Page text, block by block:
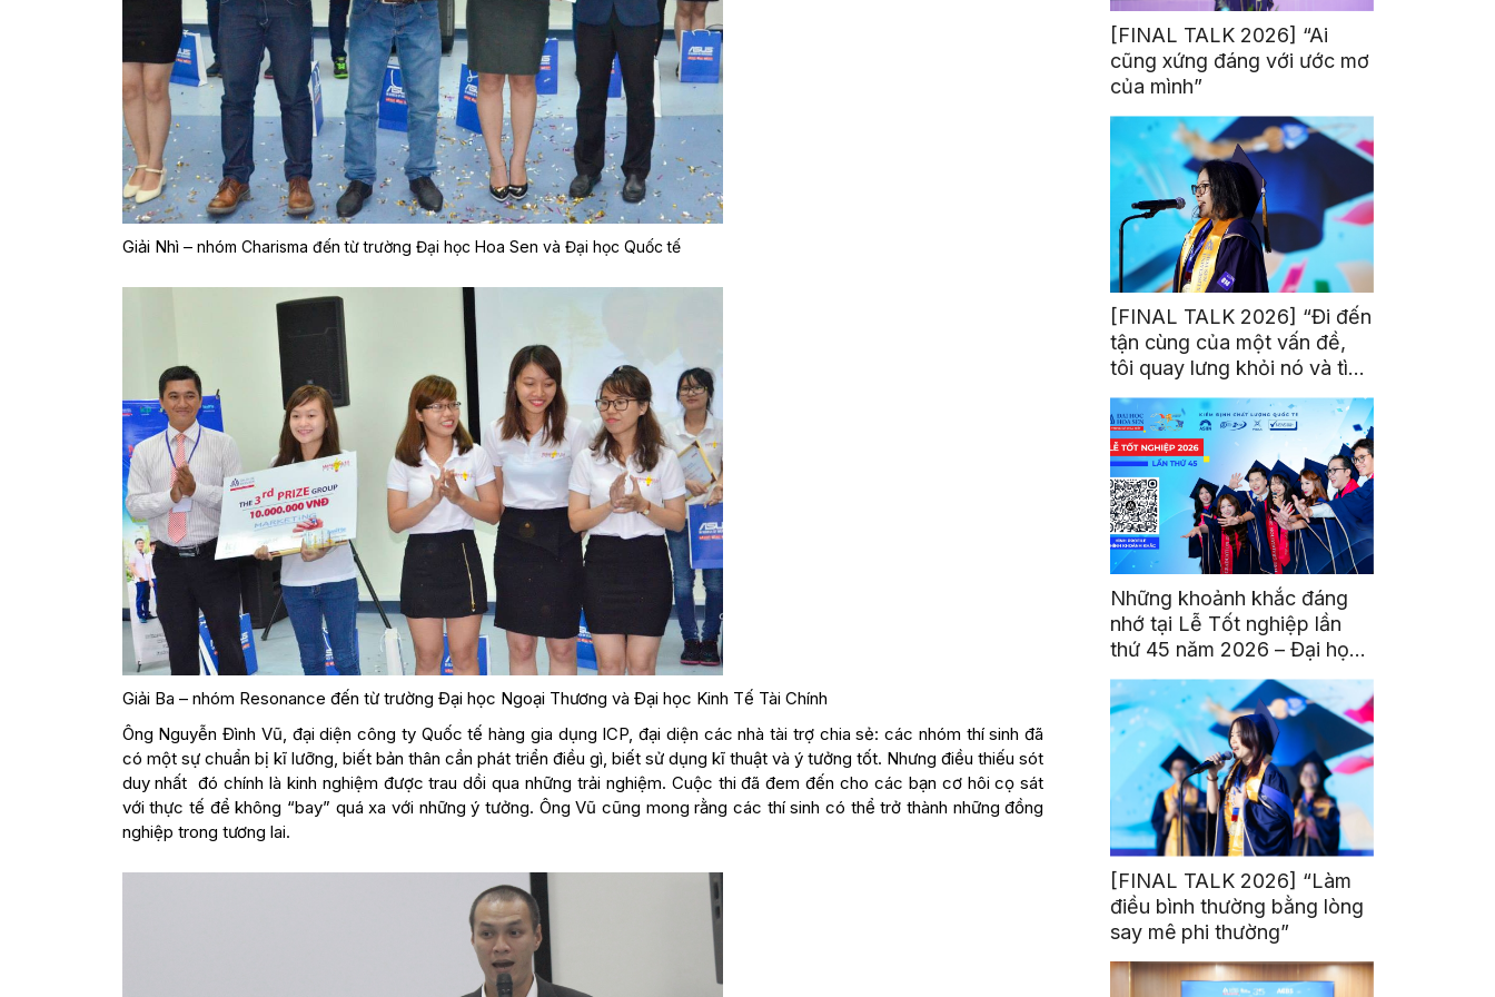
Giải Nhì – nhóm Charisma đến từ trường Đại học Hoa Sen và Đại học Quốc tế
Giải Ba – nhóm Resonance đến từ trường Đại học Ngoại Thương và Đại học Kinh Tế Tài Chính
Ông Nguyễn Đình Vũ, đại diện công ty Quốc tế hàng gia dụng ICP, đại diện các nhà tài trợ chia sẻ: các nhóm thí sinh đã
có một sự chuẩn bị kĩ lưỡng, biết bản thân cần phát triển điều gì, biết sử dụng kĩ thuật và ý tưởng tốt. Nhưng điều thiếu sót
duy nhất đó chính là kinh nghiệm được trau dồi qua những trải nghiệm. Cuộc thi đã đem đến cho các bạn cơ hôi cọ sát
với thực tế để không “bay” quá xa với những ý tưởng. Ông Vũ cũng mong rằng các thí sinh có thể trở thành những đồng
nghiệp trong tương lai.
[FINAL TALK 2026] “Ai
cũng xứng đáng với ước mơ
của mình”
[FINAL TALK 2026] “Đi đến
tận cùng của một vấn đề,
tôi quay lưng khỏi nó và tìm
kiếm một bóng tối khác”
Những khoảnh khắc đáng
nhớ tại Lễ Tốt nghiệp lần
thứ 45 năm 2026 – Đại học
Hoa Sen
[FINAL TALK 2026] “Làm
điều bình thường bằng lòng
say mê phi thường”